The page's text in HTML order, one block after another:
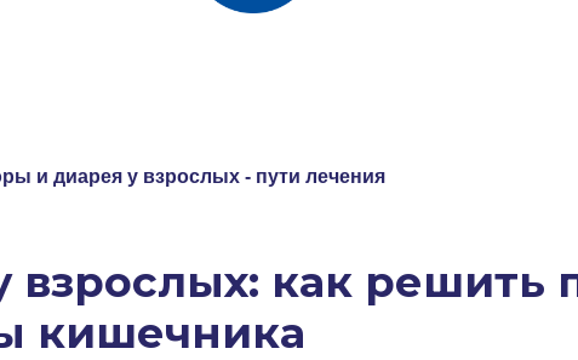
и диарея у взрослых - пути лечения
взрослых: как решить
кишечника